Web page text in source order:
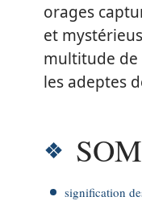
orages
et
multitude
les adeptes
signification